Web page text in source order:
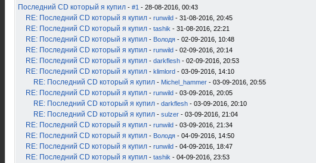
Последний CD который я купил - #1 - 28-08-2016, 00:43
RE: Последний CD который я купил - runwild - 31-08-2016, 20:45
RE: Последний CD который я купил - tashik - 31-08-2016, 22:21
RE: Последний CD который я купил - Володя - 02-09-2016, 10:48
RE: Последний CD который я купил - runwild - 02-09-2016, 20:14
RE: Последний CD который я купил - darkflesh - 02-09-2016, 20:53
RE: Последний CD который я купил - klimlord - 03-09-2016, 14:10
RE: Последний CD который я купил - Michel_hammer - 03-09-2016, 20:55
RE: Последний CD который я купил - runwild - 03-09-2016, 20:05
RE: Последний CD который я купил - darkflesh - 03-09-2016, 20:10
RE: Последний CD который я купил - sulzer - 03-09-2016, 21:04
RE: Последний CD который я купил - runwild - 03-09-2016, 21:34
RE: Последний CD который я купил - Володя - 04-09-2016, 14:50
RE: Последний CD который я купил - runwild - 04-09-2016, 18:47
RE: Последний CD который я купил - tashik - 04-09-2016, 23:53